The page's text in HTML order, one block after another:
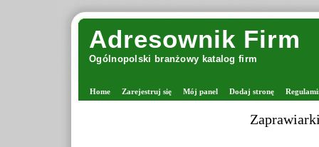
Adresownik Firm
Ogólnopolski branżowy katalog firm
Home Zarejestruj się Mój panel Dodaj stronę